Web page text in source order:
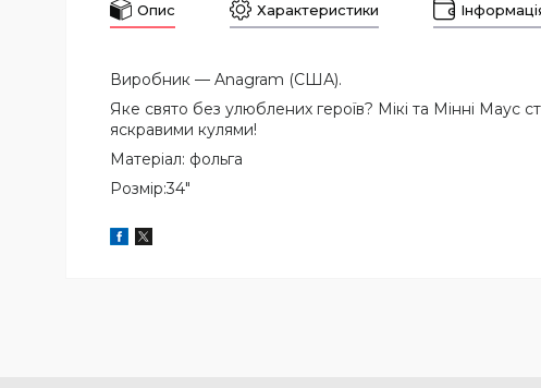
Опис Характеристики
Виробник — Anagram (США).
Яке свято без улюблених героїв? Мікі та Мінні Маус
яскравими кулями!
Матеріал: фольга
Розмір:34"